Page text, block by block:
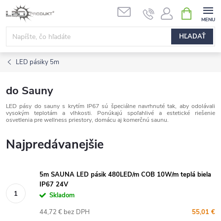
Prejsť
na
obsah
HĽADAŤ
KOŠÍK
LED pásiky 5m
do Sauny
LED pásy do sauny s krytím IP67 sú špeciálne navrhnuté tak, aby odolávali
vysokým teplotám a vlhkosti. Ponúkajú spoľahlivé a estetické riešenie
osvetlenia pre wellness priestory, domácu aj komerčnú saunu.
Najpredávanejšie
5m SAUNA LED pásik 480LED/m COB 10W/m teplá biela
IP67 24V
Skladom
55,01 €
44,72 € bez DPH